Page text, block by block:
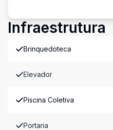
Infraestrutura
Brinquedoteca
Elevador
Piscina Coletiva
Portaria